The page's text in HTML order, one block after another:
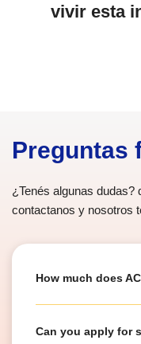
vivir esta
Preguntas
¿Tenés algunas dudas?
contactanos y nosotros
How much does
Can you apply for